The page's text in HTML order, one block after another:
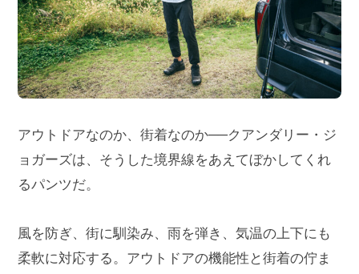
アウトドアなのか、街着なのか──クアンダリー・ジ
ョガーズは、そうした境界線をあえてぼかしてくれ
るパンツだ。
風を防ぎ、街に馴染み、雨を弾き、気温の上下にも
柔軟に対応する。アウトドアの機能性と街着の佇ま